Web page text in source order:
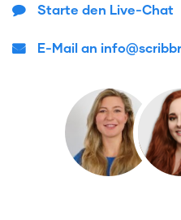
Starte den Live-Chat
E-Mail an